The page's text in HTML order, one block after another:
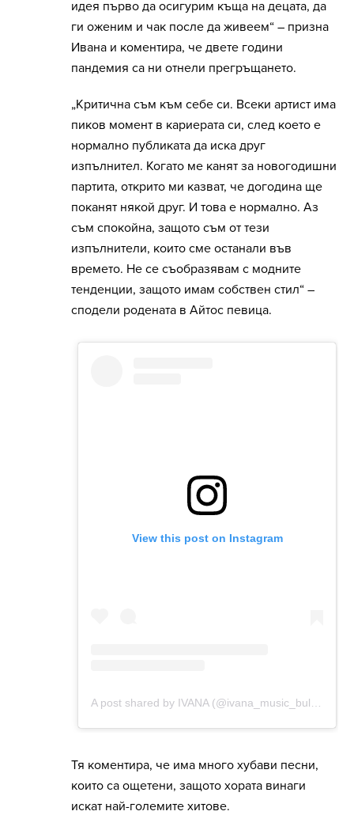
идея първо да осигурим къща на децата, да
ги оженим и чак после да живеем“ – призна
Ивана и коментира, че двете години
пандемия са ни отнели прегръщането.
„Критична съм към себе си. Всеки артист има
пиков момент в кариерата си, след което е
нормално публиката да иска друг
изпълнител. Когато ме канят за новогодишни
партита, открито ми казват, че догодина ще
поканят някой друг. И това е нормално. Аз
съм спокойна, защото съм от тези
изпълнители, които сме останали във
времето. Не се съобразявам с модните
тенденции, защото имам собствен стил“ –
сподели родената в Айтос певица.
Тя коментира, че има много хубави песни,
които са ощетени, защото хората винаги
искат най-големите хитове.